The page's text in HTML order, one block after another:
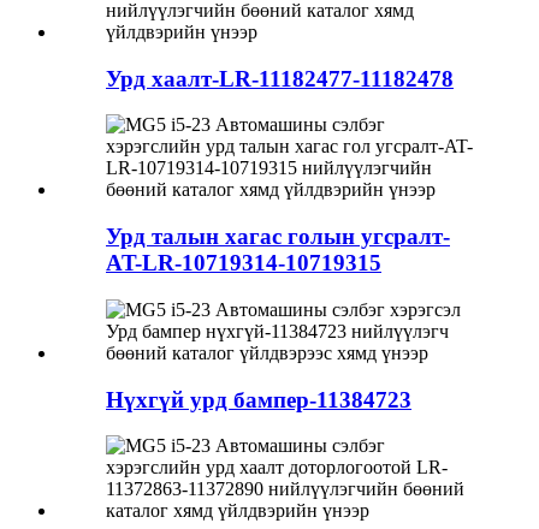
Урд хаалт-LR-11182477-11182478
Урд талын хагас голын угсралт-
AT-LR-10719314-10719315
Нүхгүй урд бампер-11384723